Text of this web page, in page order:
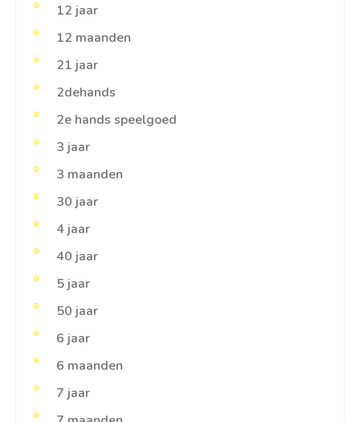
12 jaar
12 maanden
21 jaar
2dehands
2e hands speelgoed
3 jaar
3 maanden
30 jaar
4 jaar
40 jaar
5 jaar
50 jaar
6 jaar
6 maanden
7 jaar